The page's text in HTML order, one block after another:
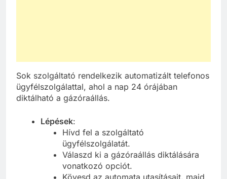
Sok szolgáltató rendelkezik automatizált telefonos
ügyfélszolgálattal, ahol a nap 24 órájában
diktálható a gázóraállás.
Lépések:
Hívd fel a szolgáltató
ügyfélszolgálatát.
Válaszd ki a gázóraállás diktálására
vonatkozó opciót.